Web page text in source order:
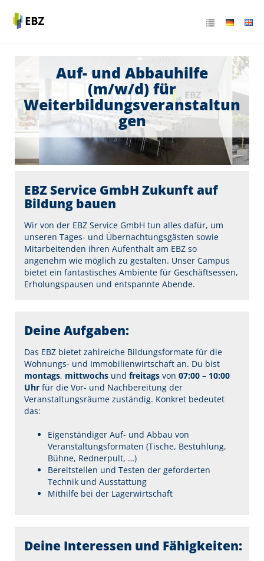
Auf- und Abbauhilfe
(m/w/d) für
Weiterbildungsveranstaltun
gen
EBZ Service GmbH Zukunft auf
Bildung bauen
Wir von der EBZ Service GmbH tun alles dafür, um
unseren Tages- und Übernachtungsgästen sowie
Mitarbeitenden ihren Aufenthalt am EBZ so
angenehm wie möglich zu gestalten. Unser Campus
bietet ein fantastisches Ambiente für Geschäftsessen,
Erholungspausen und entspannte Abende.
Deine Aufgaben:
Das EBZ bietet zahlreiche Bildungsformate für die
Wohnungs- und Immobilienwirtschaft an. Du bist
montags, mittwochs und freitags von 07:00 – 10:00
Uhr für die Vor- und Nachbereitung der
Veranstaltungsräume zuständig. Konkret bedeutet
das:
Eigenständiger Auf- und Abbau von
Veranstaltungsformaten (Tische, Bestuhlung,
Bühne, Rednerpult, …)
Bereitstellen und Testen der geforderten
Technik und Ausstattung
Mithilfe bei der Lagerwirtschaft
Deine Interessen und Fähigkeiten: